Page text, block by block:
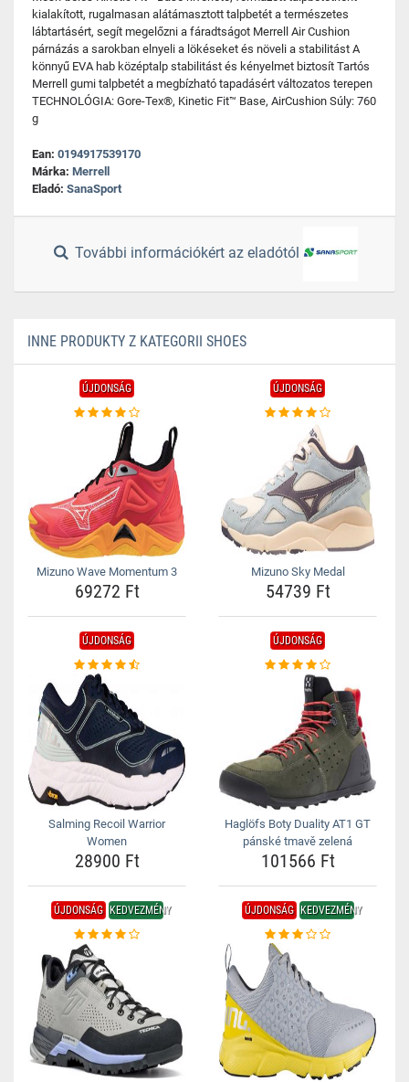
kialakított, rugalmasan alátámasztott talpbetét a természetes
lábtartásért, segít megelőzni a fáradtságot Merrell Air Cushion
párnázás a sarokban elnyeli a lökéseket és növeli a stabilitást A
könnyű EVA hab középtalp stabilitást és kényelmet biztosít Tartós
Merrell gumi talpbetét a megbízható tapadásért változatos terepen
TECHNOLÓGIA: Gore-Tex®, Kinetic Fit™ Base, AirCushion Súly: 760
g
Ean: 0194917539170
Márka: Merrell
Eladó: SanaSport
További információkért az eladótól
INNE PRODUKTY Z KATEGORII SHOES
ÚJDONSÁG
Mizuno Wave Momentum 3
69272 Ft
ÚJDONSÁG
Mizuno Sky Medal
54739 Ft
ÚJDONSÁG
Salming Recoil Warrior
Women
28900 Ft
ÚJDONSÁG
Haglöfs Boty Duality AT1 GT
pánské tmavě zelená
101566 Ft
ÚJDONSÁG KEDVEZMÉNY ÚJDONSÁG KEDVEZMÉNY